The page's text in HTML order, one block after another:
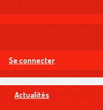
Se connecter
Actualités